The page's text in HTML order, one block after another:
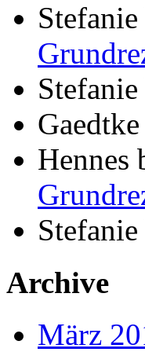
Stefanie
Stefanie
Gaedtke
Hennes
Stefanie
Archive
März